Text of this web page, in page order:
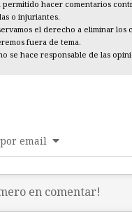
permitido hacer comentarios
o injuriantes.
el derecho a eliminar los
fuera de tema.
se hace responsable de las
email